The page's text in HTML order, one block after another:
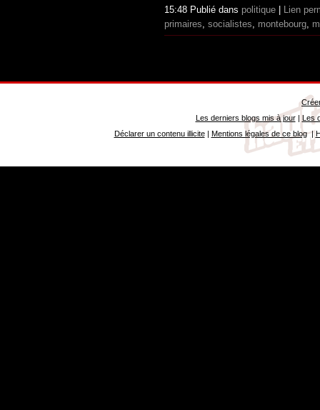
15:48 Publié dans politique | Lien
primaires socialistes montebourg
Les derniers blogs mis à jour|
Les
Déclarer un contenu illicite| Mentions légales de ce blog|